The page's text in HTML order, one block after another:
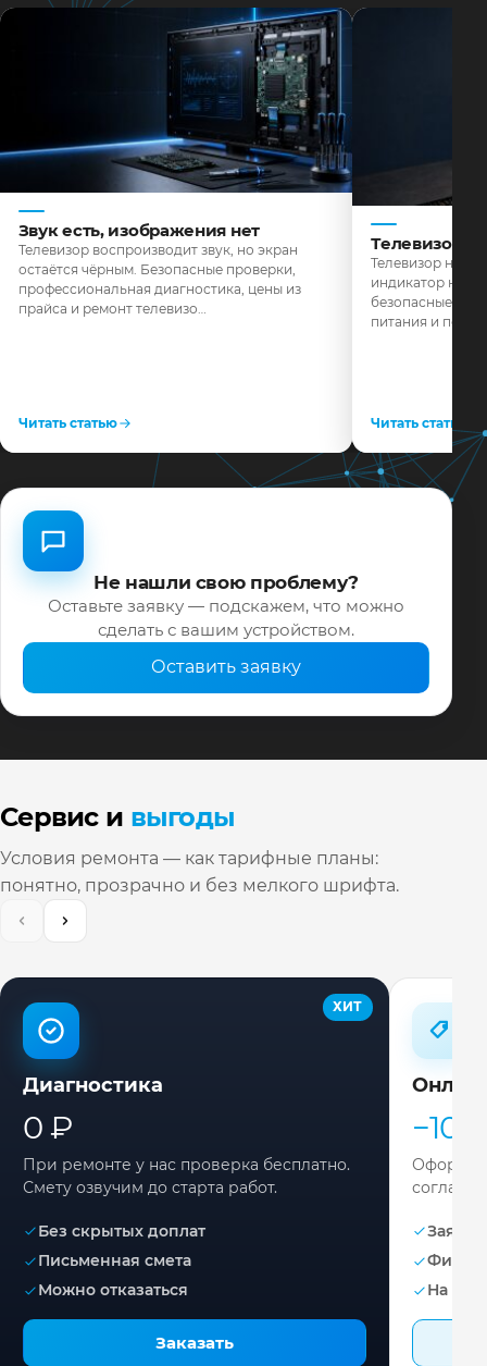
Звук есть, изображения нет
Телевизор воспроизводит звук, но экран
остаётся чёрным. Безопасные проверки,
профессиональная диагностика, цены из
прайса и ремонт телевизо…
Читать статью
Телевизор
Телевизор не
индикатор не
безопасные
питания и
Читать статью
Не нашли свою проблему?
Оставьте заявку — подскажем, что можно
сделать с вашим устройством.
Оставить заявку
Сервис и выгоды
Условия ремонта — как тарифные планы:
понятно, прозрачно и без мелкого шрифта.
ХИТ
Диагностика
0 ₽
При ремонте у нас проверка бесплатно.
Смету озвучим до старта работ.
Без скрытых доплат
Письменная смета
Можно отказаться
Заказать
−10%
Заявка
На